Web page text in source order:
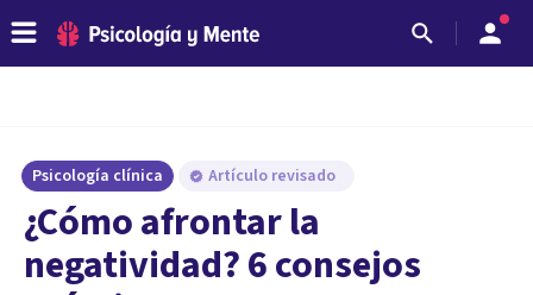
Psicología clínica Artículo revisado
¿Cómo afrontar la
negatividad? 6 consejos